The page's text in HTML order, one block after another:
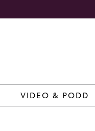
VIDEO & PODD